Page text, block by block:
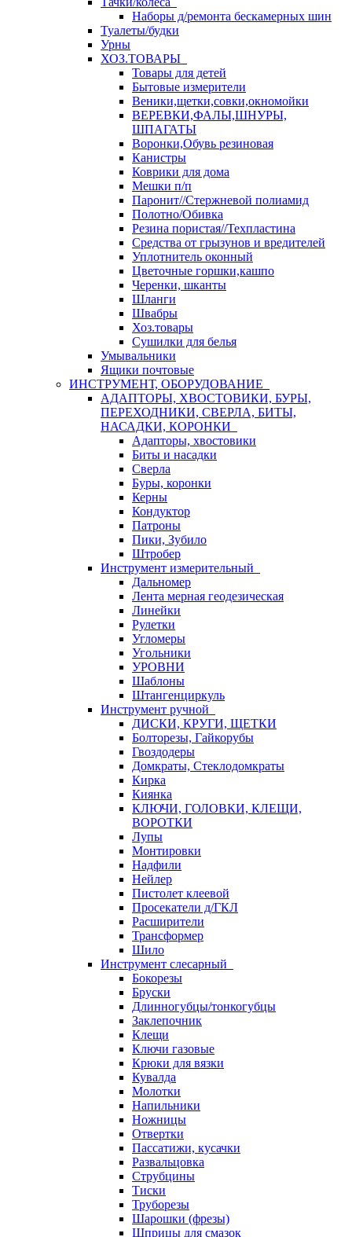
Наборы д/ремонта бескамерных шин
Туалеты/будки
Урны
ХОЗ.ТОВАРЫ
Товары для детей
Бытовые измерители
Веники,щетки,совки,окномойки
ВЕРЕВКИ,ФАЛЫ,ШНУРЫ,
ШПАГАТЫ
Воронки,Обувь резиновая
Канистры
Коврики для дома
Мешки п/п
Паронит//Стержневой полиамид
Полотно/Обивка
Резина пористая//Техпластина
Средства от грызунов и вредителей
Уплотнитель оконный
Цветочные горшки,кашпо
Черенки, шканты
Шланги
Швабры
Хоз.товары
Сушилки для белья
Умывальники
Ящики почтовые
ИНСТРУМЕНТ, ОБОРУДОВАНИЕ
АДАПТОРЫ, ХВОСТОВИКИ, БУРЫ,
ПЕРЕХОДНИКИ, СВЕРЛА, БИТЫ,
НАСАДКИ, КОРОНКИ
Адапторы, хвостовики
Биты и насадки
Сверла
Буры, коронки
Керны
Кондуктор
Патроны
Пики, Зубило
Штробер
Инструмент измерительный
Дальномер
Лента мерная геодезическая
Линейки
Рулетки
Угломеры
Угольники
УРОВНИ
Шаблоны
Штангенциркуль
Инструмент ручной
ДИСКИ, КРУГИ, ЩЕТКИ
Болторезы, Гайкорубы
Гвоздодеры
Домкраты, Стеклодомкраты
Кирка
Киянка
КЛЮЧИ, ГОЛОВКИ, КЛЕЩИ,
ВОРОТКИ
Лупы
Монтировки
Надфили
Нейлер
Пистолет клеевой
Просекатели д/ГКЛ
Расширители
Трансформер
Шило
Инструмент слесарный
Бокорезы
Бруски
Длинногубцы/тонкогубцы
Заклепочник
Клещи
Ключи газовые
Крюки для вязки
Кувалда
Молотки
Напильники
Ножницы
Отвертки
Пассатижи, кусачки
Развальцовка
Струбцины
Тиски
Труборезы
Шарошки (фрезы)
Шприцы для смазок